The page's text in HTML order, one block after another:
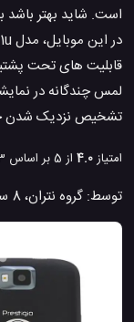
است. شاید بهتر باشد
قابلیت های تحت
لمس چندگانه در
تشخیص نزدیک شدن
امتیاز4.0 از 5 بر اساس
توسط: گروه نتران،8 سال پیش